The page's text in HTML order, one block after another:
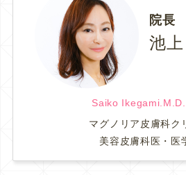
院長
池
Saiko
マグノリア皮膚科ク
美容皮膚科医・医